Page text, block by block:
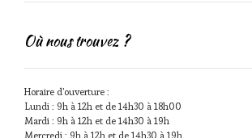
Où nous trouvez ?
Horaire d'ouverture :
Lundi : 9h à 12h et de 14h30 à 18h00
Mardi : 9h à 12h et de 14h30 à 19h
Mercredi : 9h à 12h et de 14h30 à 19h